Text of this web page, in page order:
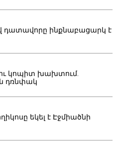
դատավորը ինքնաբացարկ է
կոպիտ խախտում.
դռնփակ
եկել է Էջմիածնի